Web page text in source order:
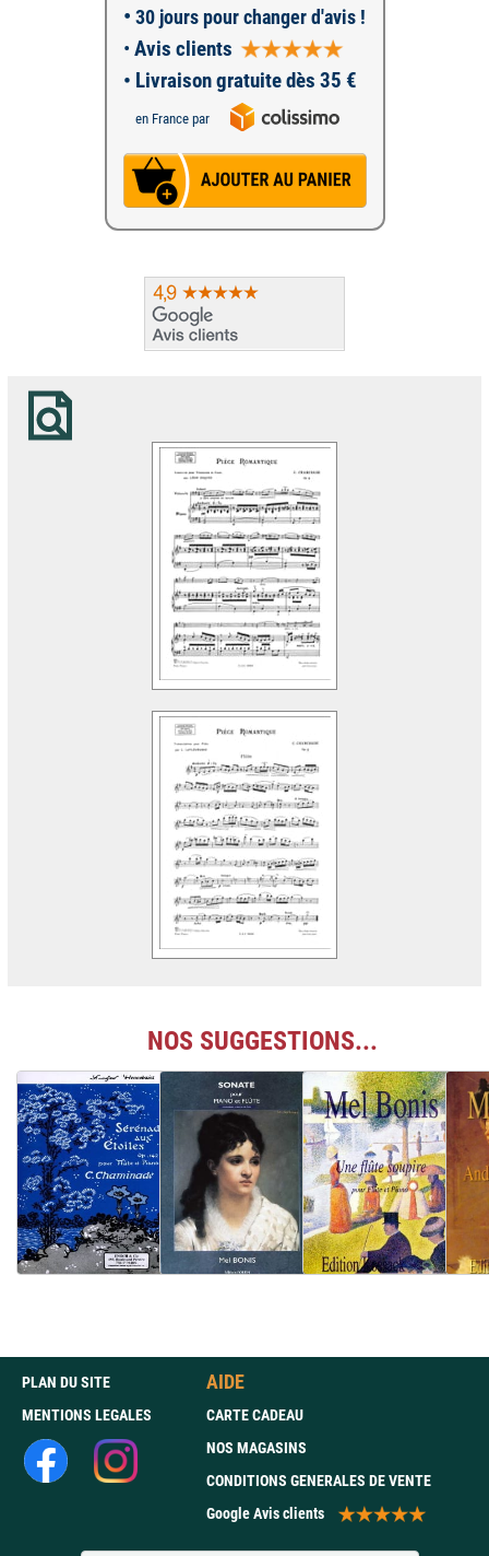
• 30 jours pour changer d'avis !
• Avis clients
• Livraison gratuite dès 35 €
en France par
NOS SUGGESTIONS...
PLAN DU SITE
MENTIONS LEGALES
AIDE
CARTE CADEAU
NOS MAGASINS
CONDITIONS GENERALES DE VENTE
Google Avis clients